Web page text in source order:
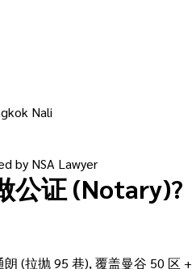
Nali
by NSA Lawyer
公证 (Notary)?
(拉抛 95 巷), 覆盖曼谷 50 区 +